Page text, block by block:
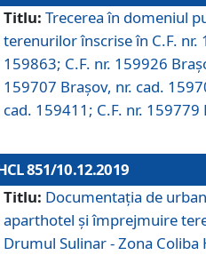
Titlu: Trecerea în domeniul
terenurilor înscrise în C.F. nr.
159863; C.F. nr. 159926
159707 Brașov, nr. cad.
cad. 159411; C.F. nr.
851/10.12.2019
Titlu: Documentaţia de
aparthotel şi împrejmuire
Drumul Sulinar - Zona